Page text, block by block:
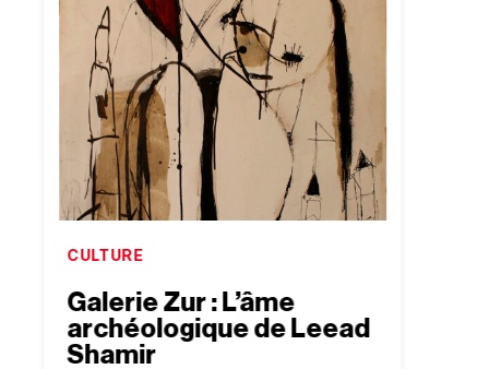
CULTURE
Galerie Zur : L’âme
archéologique de Leead
Shamir